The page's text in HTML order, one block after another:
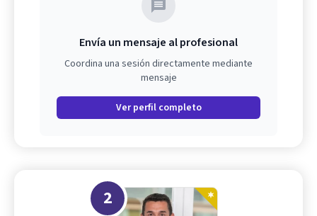
Envía un mensaje al profesional
Coordina una sesión directamente mediante
mensaje
Ver perfil completo
2